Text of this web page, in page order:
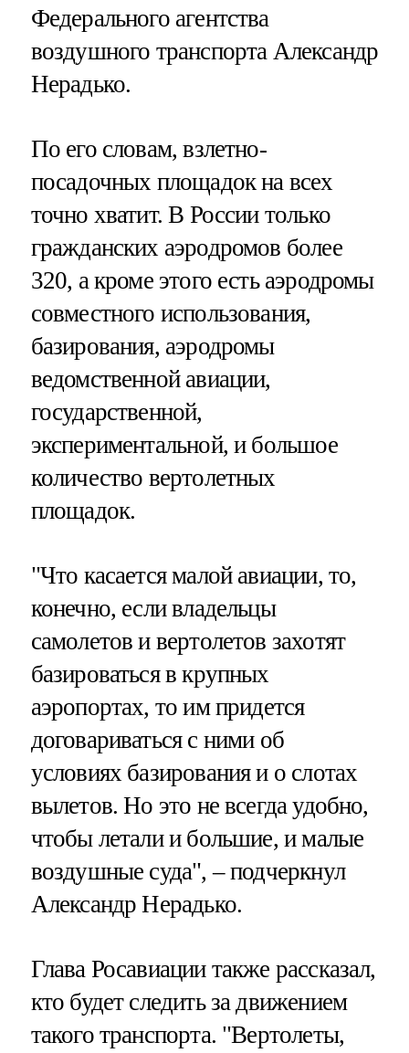
Федерального агентства
воздушного транспорта Александр
Нерадько.
По его словам, взлетно-
посадочных площадок на всех
точно хватит. В России только
гражданских аэродромов более
320, а кроме этого есть аэродромы
совместного использования,
базирования, аэродромы
ведомственной авиации,
государственной,
экспериментальной, и большое
количество вертолетных
площадок.
"Что касается малой авиации, то,
конечно, если владельцы
самолетов и вертолетов захотят
базироваться в крупных
аэропортах, то им придется
договариваться с ними об
условиях базирования и о слотах
вылетов. Но это не всегда удобно,
чтобы летали и большие, и малые
воздушные суда", – подчеркнул
Александр Нерадько.
Глава Росавиации также рассказал,
кто будет следить за движением
такого транспорта. "Вертолеты,